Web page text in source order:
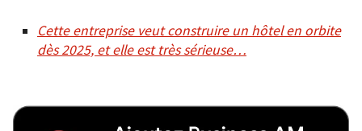
Cette entreprise veut construire un hôtel en orbite
dès 2025, et elle est très sérieuse…